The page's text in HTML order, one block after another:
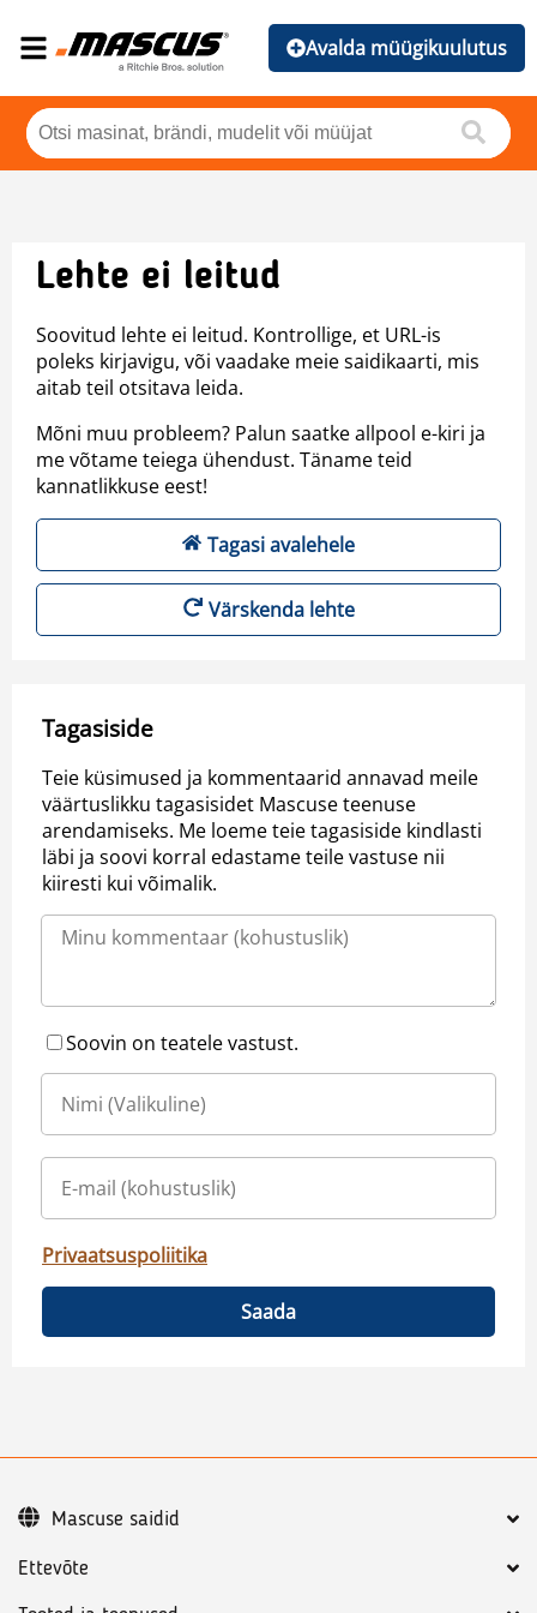
Avalda müügikuulutus
Lehte ei leitud
Soovitud lehte ei leitud. Kontrollige, et URL-is
poleks kirjavigu, või vaadake meie saidikaarti, mis
aitab teil otsitava leida.
Mõni muu probleem? Palun saatke allpool e-kiri ja
me võtame teiega ühendust. Täname teid
kannatlikkuse eest!
Tagasi avalehele
Värskenda lehte
Tagasiside
Teie küsimused ja kommentaarid annavad meile
väärtuslikku tagasisidet Mascuse teenuse
arendamiseks. Me loeme teie tagasiside kindlasti
läbi ja soovi korral edastame teile vastuse nii
kiiresti kui võimalik.
Soovin on teatele vastust.
Privaatsuspoliitika
Saada
Ettevõte
Mascuse saidid